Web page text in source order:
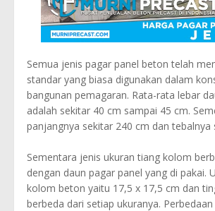
Semua jenis pagar panel beton telah
standar yang biasa digunakan dalam
bangunan pemagaran. Rata-rata lebar
adalah sekitar 40 cm sampai 45 cm.
panjangnya sekitar 240 cm dan tebalnya
Sementara jenis ukuran tiang kolom
dengan daun pagar panel yang di pakai.
kolom beton yaitu 17,5 x 17,5 cm dan
berbeda dari setiap ukuranya.